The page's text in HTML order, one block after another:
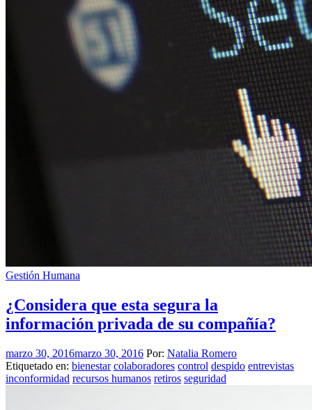
Gestión Humana
¿Considera que esta segura la
información privada de su compañía?
marzo 30, 2016marzo 30, 2016 Por: Natalia Romero
Etiquetado en: bienestar colaboradores control despido entrevistas
inconformidad recursos humanos retiros seguridad